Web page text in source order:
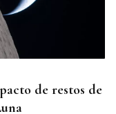
de restos de